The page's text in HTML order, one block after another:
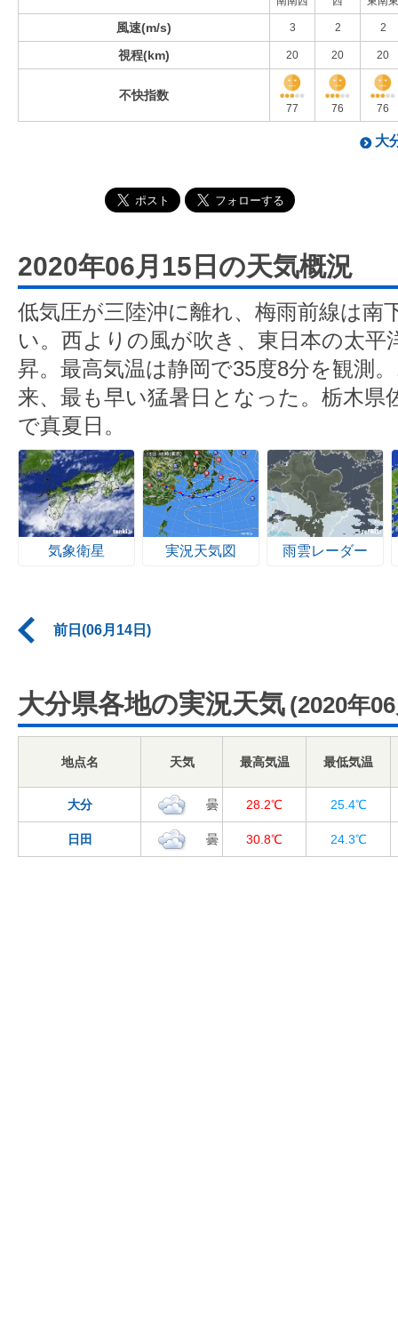
風速(m/s) 3 2 2
視程(km) 20 20 20
不快指数
77 76 76
大
2020年06月15日の天気概況
低気圧が三陸沖に離れ、梅雨前線は南
い。西よりの風が吹き、東日本の太平
昇。最高気温は静岡で35度8分を観測
来、最も早い猛暑日となった。栃木県
で真夏日。
気象衛星 実況天気図 雨雲レーダー
前日(06月14日)
大分県各地の実況天気 (2020年
地点名 天気 最高気温 最低気温
大分 曇 28.2℃ 25.4℃
日田 曇 30.8℃ 24.3℃